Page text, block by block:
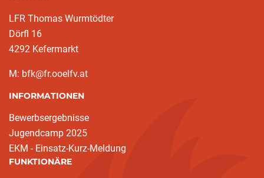
LFR Thomas Wurmtödter
Dörfl 16
4292 Kefermarkt
M: bfk@fr.ooelfv.at
INFORMATIONEN
Bewerbsergebnisse
Jugendcamp 2025
EKM - Einsatz-Kurz-Meldung
FUNKTIONÄRE